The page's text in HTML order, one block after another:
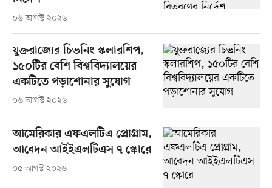
০৬ আগস্ট ২০২৬
যুক্তরাজ্যের চিভনিং স্কলারশিপ,
১৫০টির বেশি বিশ্ববিদ্যালয়ের
একটিতে পড়াশোনার সুযোগ
০৬ আগস্ট ২০২৬
আমেরিকার এফএলটিএ প্রোগ্রাম,
আবেদন আইইএলটিএস ৭ স্কোরে
০৫ আগস্ট ২০২৬